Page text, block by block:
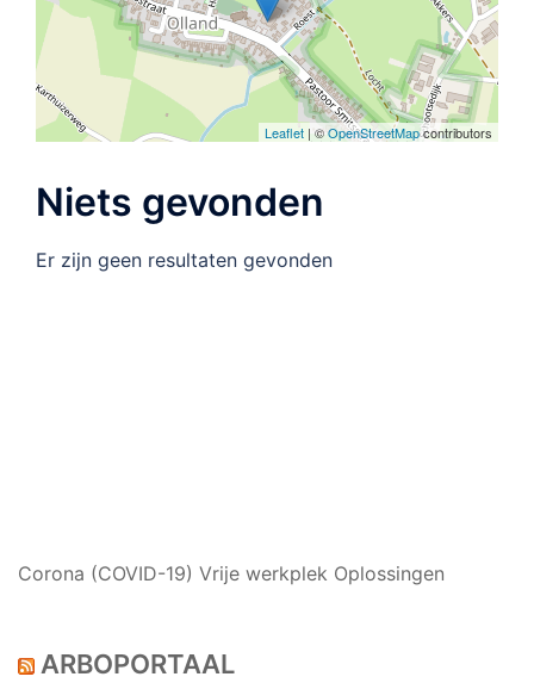
Leaflet | ©OpenStreetMapcontributors
Niets gevonden
Er zijn geen resultaten gevonden
Corona (COVID-19) Vrije werkplek Oplossingen
ARBOPORTAAL